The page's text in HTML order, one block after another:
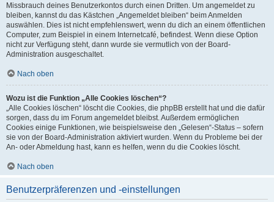
Missbrauch deines Benutzerkontos durch einen Dritten. Um angemeldet zu
bleiben, kannst du das Kästchen „Angemeldet bleiben“ beim Anmelden
auswählen. Dies ist nicht empfehlenswert, wenn du dich an einem öffentlichen
Computer, zum Beispiel in einem Internetcafé, befindest. Wenn diese Option
nicht zur Verfügung steht, dann wurde sie vermutlich von der Board-
Administration ausgeschaltet.
Nach oben
Wozu ist die Funktion „Alle Cookies löschen“?
„Alle Cookies löschen“ löscht die Cookies, die phpBB erstellt hat und die dafür
sorgen, dass du im Forum angemeldet bleibst. Außerdem ermöglichen
Cookies einige Funktionen, wie beispielsweise den „Gelesen“-Status – sofern
sie von der Board-Administration aktiviert wurden. Wenn du Probleme bei der
An- oder Abmeldung hast, kann es helfen, wenn du die Cookies löscht.
Nach oben
Benutzerpräferenzen und -einstellungen